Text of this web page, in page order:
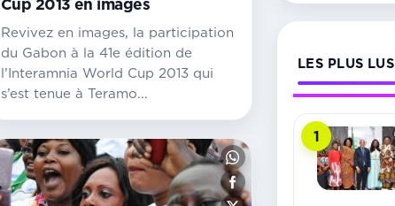
Cup 2013 en images
Revivez en images, la participation
du Gabon à la 41e édition de
l’Interamnia World Cup 2013 qui
s’est tenue à Teramo...
LES PLUS LUS
1